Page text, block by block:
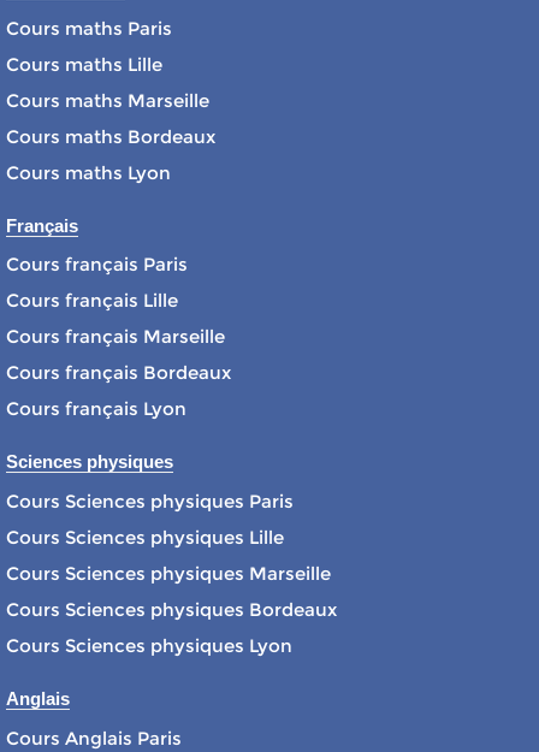
Cours maths Paris
Cours maths Lille
Cours maths Marseille
Cours maths Bordeaux
Cours maths Lyon
Français
Cours français Paris
Cours français Lille
Cours français Marseille
Cours français Bordeaux
Cours français Lyon
Sciences physiques
Cours Sciences physiques Paris
Cours Sciences physiques Lille
Cours Sciences physiques Marseille
Cours Sciences physiques Bordeaux
Cours Sciences physiques Lyon
Anglais
Cours Anglais Paris